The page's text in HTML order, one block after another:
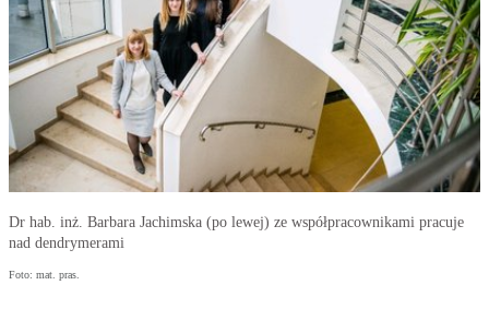
Dr hab. inż. Barbara Jachimska (po lewej) ze współpracownikami pracuje
nad dendrymerami
Foto: mat. pras.